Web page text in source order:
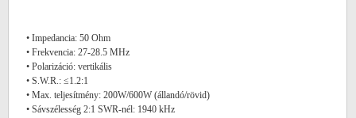
• Impedancia: 50 Ohm
• Frekvencia: 27-28.5 MHz
• Polarizáció: vertikális
• S.W.R.: ≤1.2:1
• Max. teljesítmény: 200W/600W (állandó/rövid)
• Sávszélesség 2:1 SWR-nél: 1940 kHz